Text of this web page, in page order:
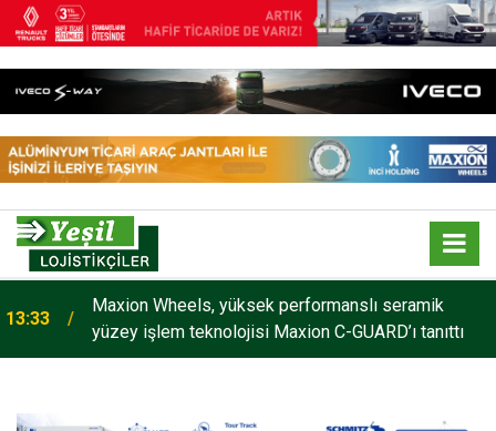
13:33
Maxion Wheels, yüksek performanslı seramik
yüzey işlem teknolojisi Maxion C-GUARD’ı tanıttı